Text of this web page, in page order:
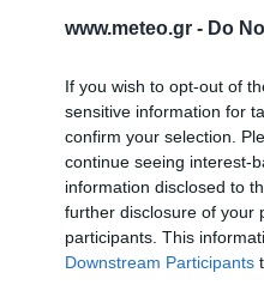
www.meteo.gr - Do
If you wish to opt-out of
sensitive information for
confirm your selection.
continue seeing interest-
information disclosed to
further disclosure of your
participants. This
Downstream Participants
1 Μπφ Α
16 Km/h
3 Μπφ N
16 Km/h